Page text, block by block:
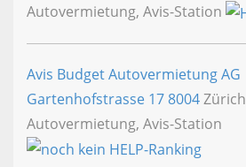
Autovermietung, Avis-Station
Avis Budget Autovermietung AG
Gartenhofstrasse 178004Zürich
Autovermietung, Avis-Station